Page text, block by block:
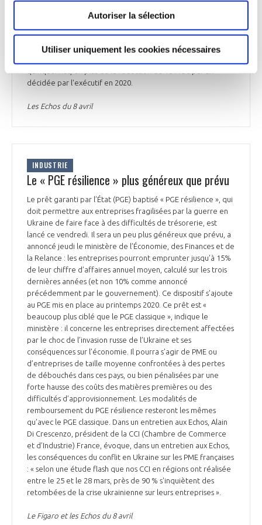
Autoriser la sélection
Utiliser uniquement les cookies nécessaires
entreprises. Selon les chiffres des Echos, ces impôts
moyenne dans la zone euro et 0,5% en Allemagne. Pour
pallier l'écart, France Industrie et le MEDEF demandent 35
décidée par l'exécutif en 2020.
Les Echos du 8 avril
INDUSTRIE
Le « PGE résilience » plus généreux que prévu
Le prêt garanti par l’État (PGE) baptisé « PGE résilience », qui
doit permettre aux entreprises fragilisées par la guerre en
Ukraine de faire face à des difficultés de trésorerie, est
lancé ce vendredi. Il sera un peu plus généreux que prévu, a
annoncé jeudi le ministère de l’Économie, des Finances et de
la Relance : les entreprises pourront emprunter jusqu’à 15%
de leur chiffre d’affaires annuel moyen, calculé sur les trois
dernières années (et non 10% comme annoncé
précédemment par le gouvernement). Ce dispositif s’ajoute
au PGE mis en place au printemps 2020. Ce prêt est «
beaucoup plus ciblé que le PGE classique », indique le
ministère : il concerne les entreprises directement affectées
par le choc de l’invasion russe de l’Ukraine et ses
conséquences sur l’économie. Il pourra s’agir de PME ou
d’entreprises de taille moyenne confrontées à des pertes
de débouchés dans ces pays, ou bien pénalisées par une
forte hausse des coûts des matières premières ou des
difficultés d’approvisionnement. Les modalités de
remboursement du PGE résilience resteront les mêmes
qu’avec le PGE classique. Dans un entretien aux Echos, Alain
Di Crescenzo, président de la CCI (Chambre de Commerce
et d’Industrie) France, évoque, dans un entretien aux Echos,
les conséquences du conflit en Ukraine sur les PME françaises
: « selon une étude flash que nos CCI en régions ont réalisée
entre le 25 et le 28 mars, près de 90 % s'inquiètent des
retombées de la crise ukrainienne sur leurs entreprises ».
Le Figaro et les Echos du 8 avril